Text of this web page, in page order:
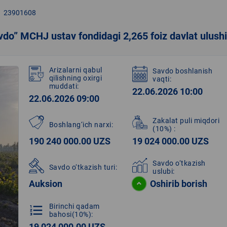
23901608
MCHJ ustav fondidagi 2,265 foiz davlat ulushi
Arizalarni qabul
qilishning oxirgi
muddati:
22.06.2026 09:00
Savdo boshlanish
vaqti:
22.06.2026 10:00
Boshlang‘ich narxi:
190 240 000.00 UZS
Zakalat puli miqdori
(10%) :
19 024 000.00 UZS
Savdo o‘tkazish turi:
Auksion
Savdo o‘tkazish
uslubi:
Oshirib borish
format_list_numbered
Birinchi qadam
bahosi(10%):